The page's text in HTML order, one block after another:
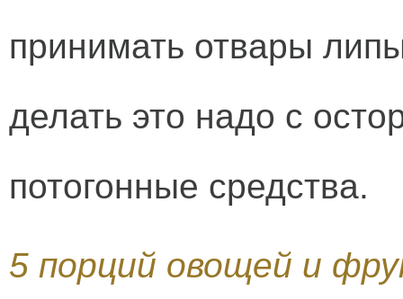
принимать отвары
делать это надо с
потогонные средства.
5 порций овощей и